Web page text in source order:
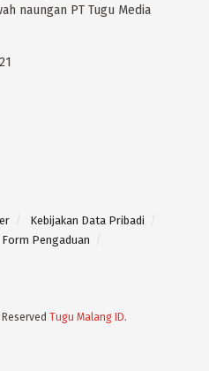
naungan PT Tugu Media
Kebijakan Data Pribadi
Form Pengaduan
Tugu Malang ID.